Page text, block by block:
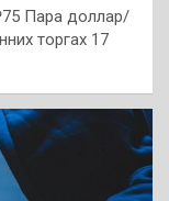
Пара доллар/
торгах 17